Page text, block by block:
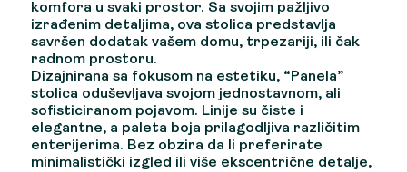
komfora u svaki prostor. Sa svojim pažljivo
izrađenim detaljima, ova stolica predstavlja
savršen dodatak vašem domu, trpezariji, ili čak
radnom prostoru.
Dizajnirana sa fokusom na estetiku, “Panela”
stolica oduševljava svojom jednostavnom, ali
sofisticiranom pojavom. Linije su čiste i
elegantne, a paleta boja prilagodljiva različitim
enterijerima. Bez obzira da li preferirate
minimalistički izgled ili više ekscentrične detalje,